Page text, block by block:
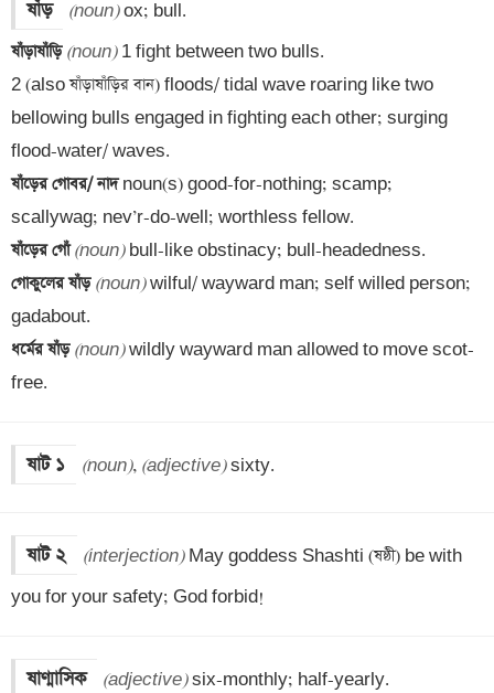
ষাঁড় (noun)
ষাঁড়াষাঁড়ি (noun) 1 fight between two bulls.
2 (also ষাঁড়াষাঁড়ির বান) floods/ tidal wave roaring like two
bellowing bulls engaged in fighting each other; surging
ষাঁড়ের গোবর/ নাদ noun(s) good-for-nothing; scamp;
ষাঁড়ের গোঁ (noun)
গোকুলের ষাঁড় (noun) wilful/ wayward man; self willed person;
ধর্মের ষাঁড় (noun) wildly wayward man allowed to move scot-
free.
ষাট ১ (noun), (adjective) sixty.
ষাট ২ (interjection) May goddess Shashti (ষষ্ঠী) be with
you for your safety; God forbid!
ষাণ্মাসিক (adjective) six-monthly; half-yearly.